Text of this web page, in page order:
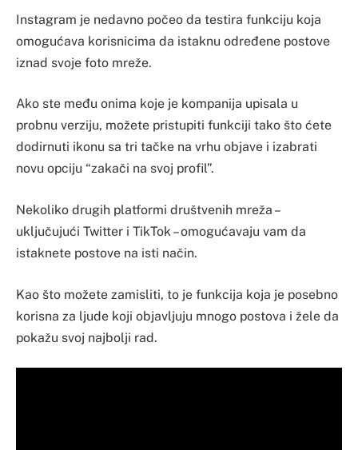
Instagram je nedavno počeo da testira funkciju koja
omogućava korisnicima da istaknu određene postove
iznad svoje foto mreže.
Ako ste među onima koje je kompanija upisala u
probnu verziju, možete pristupiti funkciji tako što ćete
dodirnuti ikonu sa tri tačke na vrhu objave i izabrati
novu opciju “zakači na svoj profil”.
Nekoliko drugih platformi društvenih mreža –
uključujući Twitter i TikTok – omogućavaju vam da
istaknete postove na isti način.
Kao što možete zamisliti, to je funkcija koja je posebno
korisna za ljude koji objavljuju mnogo postova i žele da
pokažu svoj najbolji rad.